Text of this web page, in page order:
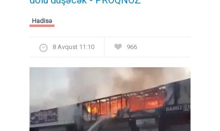
Hadisə
8 Avqust 11:10 966